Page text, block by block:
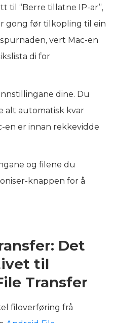
til “Berre tillatne IP-ar”,
gong før tilkopling til ein
vert Mac-en
di for
dine. Du
alt automatisk kvar
en er innan rekkevidde
og filene du
knappen for å
Det
til
Transfer
filoverføring frå